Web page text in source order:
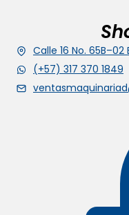
Calle 16 No.
(+57) 317 370 1849